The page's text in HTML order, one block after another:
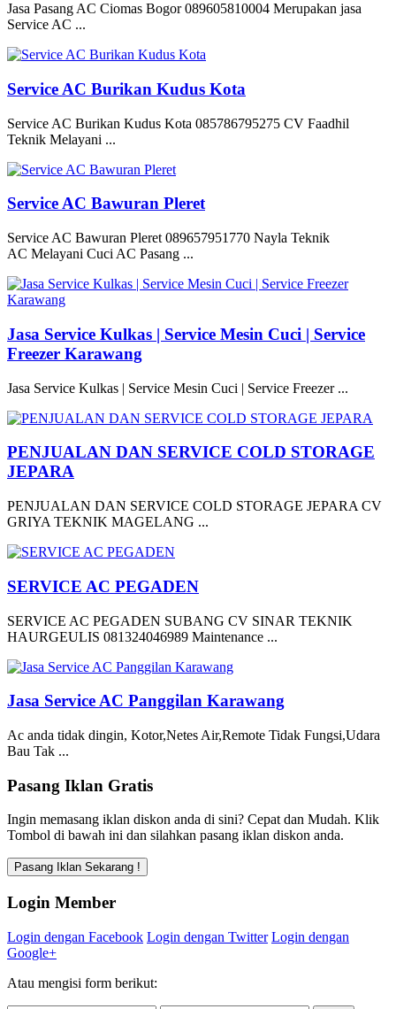
Jasa Pasang AC Ciomas Bogor 089605810004 Merupakan jasa
Service AC ...
Service AC Burikan Kudus Kota
Service AC Burikan Kudus Kota 085786795275 CV Faadhil
Teknik Melayani ...
Service AC Bawuran Pleret
Service AC Bawuran Pleret 089657951770 Nayla Teknik
AC Melayani Cuci AC Pasang ...
Jasa Service Kulkas | Service Mesin Cuci | Service
Freezer Karawang
Jasa Service Kulkas | Service Mesin Cuci | Service Freezer ...
PENJUALAN DAN SERVICE COLD STORAGE
JEPARA
PENJUALAN DAN SERVICE COLD STORAGE JEPARA CV
GRIYA TEKNIK MAGELANG ...
SERVICE AC PEGADEN
SERVICE AC PEGADEN SUBANG CV SINAR TEKNIK
HAURGEULIS 081324046989 Maintenance ...
Jasa Service AC Panggilan Karawang
Ac anda tidak dingin, Kotor,Netes Air,Remote Tidak Fungsi,Udara
Bau Tak ...
Pasang Iklan Gratis
Ingin memasang iklan diskon anda di sini? Cepat dan Mudah. Klik
Tombol di bawah ini dan silahkan pasang iklan diskon anda.
Login Member
Login dengan Facebook Login dengan Twitter Login dengan
Google+
Atau mengisi form berikut: